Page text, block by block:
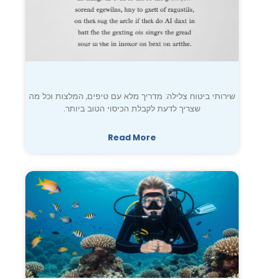
שירותי ביטוח צלילה: מדריך מלא עם טיפים, המלצות וכל מה
שצריך לדעת לקבלת הכיסוי הטוב ביותר.
Read More